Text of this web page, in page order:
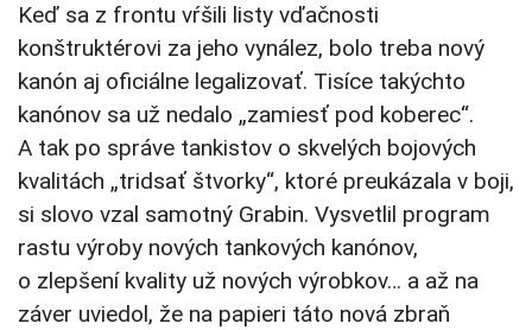
Keď sa z frontu vŕšili listy vďačnosti
konštruktérovi za jeho vynález, bolo treba nový
kanón aj oficiálne legalizovať. Tisíce takýchto
kanónov sa už nedalo „zamiesť pod koberec“.
A tak po správe tankistov o skvelých bojových
kvalitách „tridsať štvorky“, ktoré preukázala v boji,
si slovo vzal samotný Grabin. Vysvetlil program
rastu výroby nových tankových kanónov,
o zlepšení kvality už nových výrobkov… a až na
záver uviedol, že na papieri táto nová zbraň